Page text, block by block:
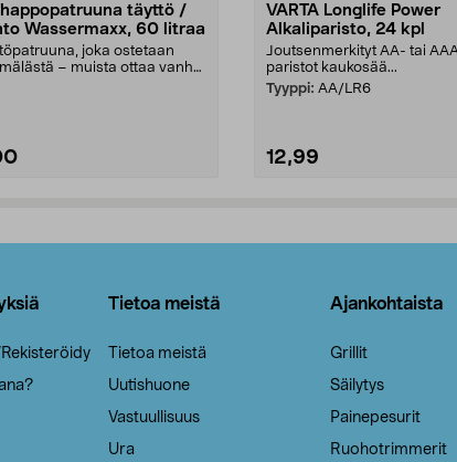
täyttö /
Wassermaxx, 60 litraa
joka ostetaan
– muista ottaa vanha
VARTA Longlife Power
Alkaliparisto, 24 kpl
Joutsenmerkityt AA- tai
paristot kaukosää...
Tyyppi: AA/LR6
12,99
Tietoa meistä
Tietoa meistä
Uutishuone
Vastuullisuus
Ura
Ajankohtaista
Grillit
Säilytys
Painepesurit
Ruohotrimmerit